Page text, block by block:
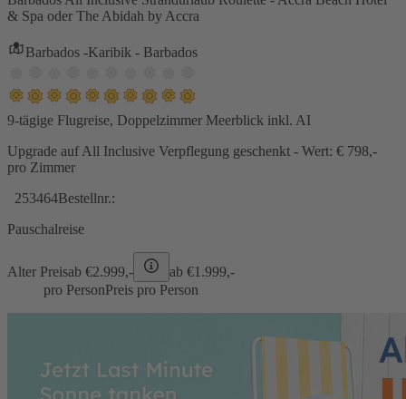
& Spa oder The Abidah by Accra
Barbados -Karibik - Barbados
9-tägige Flugreise, Doppelzimmer Meerblick inkl. AI
Upgrade auf All Inclusive Verpflegung geschenkt - Wert: € 798,-
pro Zimmer
253464Bestellnr.:
Pauschalreise
Alter Preisab €2.999,- ab €1.999,-
pro PersonPreis pro Person